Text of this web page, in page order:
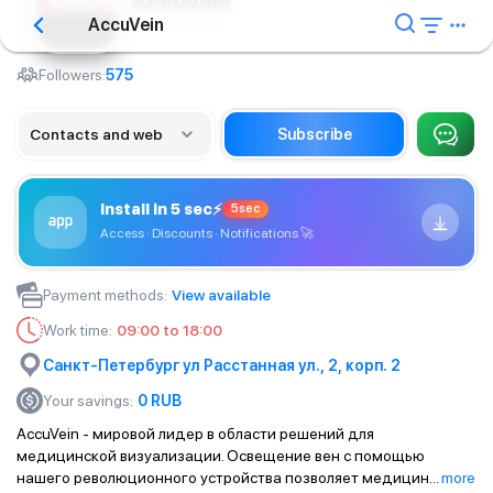
AccuVeinMedical Center
Followers:575
Contacts and web Subscribe
Install in 5 sec⚡ 5sec
Access · Discounts · Notifications🚀
Payment methods: View available
Work time: 09:00 to 18:00
Санкт-Петербург ул Расстанная ул., 2, корп. 2
Your savings: 0 RUB
AccuVein - мировой лидер в области решений для
медицинской визуализации. Освещение вен с помощью
нашего революционного устройства позволяет медицин
more